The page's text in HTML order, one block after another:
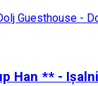
Guesthouse -
Han ** -